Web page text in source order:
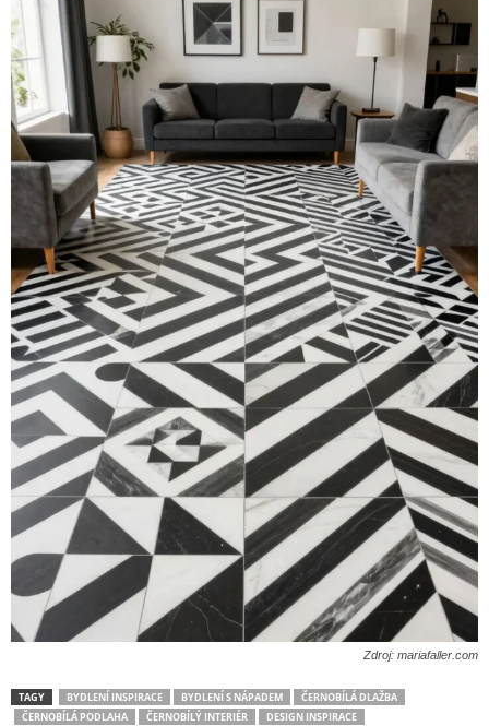
Zdroj: mariafaller.com
TAGY BYDLENÍ INSPIRACE BYDLENÍ S NÁPADEM
ČERNOBÍLÁ DLAŽBA
ČERNOBÍLÁ PODLAHA
ČERNOBÍLÝ INTERIÉR
DESIGN INSPIRACE